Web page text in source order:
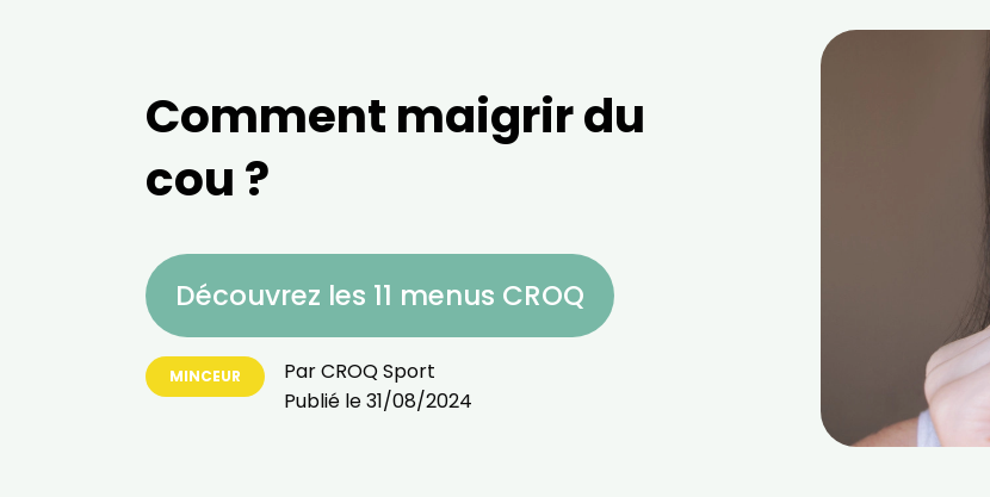
Comment maigrir du
cou ?
Découvrez les 11 menus CROQ
MINCEUR ParCROQ Sport
Publié le31/08/2024